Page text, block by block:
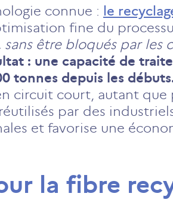
connue : le
fine du
être bloqués par les
: une capacité de
tonnes depuis les
circuit court, autant que
par des
et favorise une
la fibre